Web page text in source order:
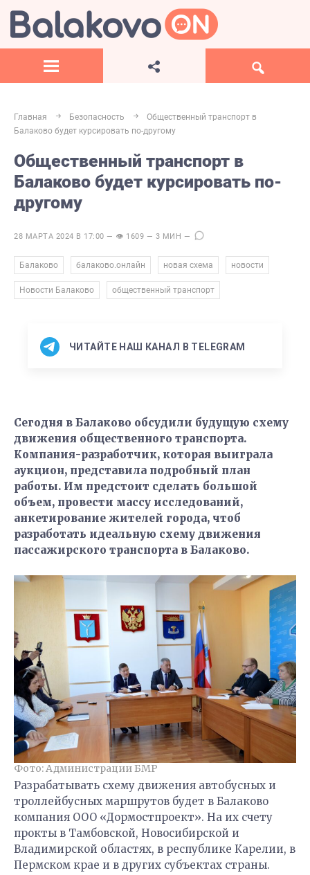
Главная Безопасность
Общественный транспорт в
Балаково будет курсировать по-другому
Общественный транспорт в
Балаково будет курсировать по-
другому
28 МАРТА 2024 В 17:00 — 👁 1609 — 3 МИН —
Балаково балаково.онлайн новая схема новости
Новости Балаково общественный транспорт
ЧИТАЙТЕ НАШ КАНАЛ В TELEGRAM
Сегодня в Балаково обсудили будущую схему
движения общественного транспорта.
Компания-разработчик, которая выиграла
аукцион, представила подробный план
работы. Им предстоит сделать большой
объем, провести массу исследований,
анкетирование жителей города, чтоб
разработать идеальную схему движения
пассажирского транспорта в Балаково.
Фото: Администрации БМР
Разрабатывать схему движения автобусных и
троллейбусных маршрутов будет в Балаково
компания ООО «Дормостпроект». На их счету
прокты в Тамбовской, Новосибирской и
Владимирской областях, в республике Карелии, в
Пермском крае и в других субъектах страны.